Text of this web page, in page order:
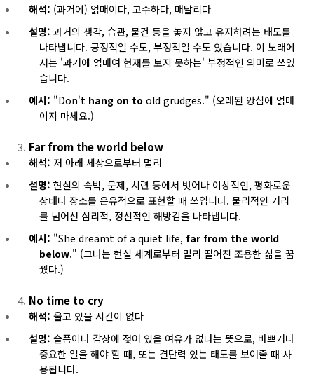
해석: (과거에) 얽매이다, 고수하다, 매달리다
설명: 과거의 생각, 습관, 물건 등을 놓지 않고 유지하려는 태도를
나타냅니다. 긍정적일 수도, 부정적일 수도 있습니다. 이 노래에
서는 '과거에 얽매여 현재를 보지 못하는' 부정적인 의미로 쓰였
습니다.
예시: "Don't hang on to old grudges." (오래된 앙심에 얽매
이지 마세요.)
Far from the world below
해석: 저 아래 세상으로부터 멀리
설명: 현실의 속박, 문제, 시련 등에서 벗어나 이상적인, 평화로운
상태나 장소를 은유적으로 표현할 때 쓰입니다. 물리적인 거리
를 넘어선 심리적, 정신적인 해방감을 나타냅니다.
예시: "She dreamt of a quiet life, far from the world
below." (그녀는 현실 세계로부터 멀리 떨어진 조용한 삶을 꿈
꿨다.)
No time to cry
해석: 울고 있을 시간이 없다
설명: 슬픔이나 감상에 젖어 있을 여유가 없다는 뜻으로, 바쁘거나
중요한 일을 해야 할 때, 또는 결단력 있는 태도를 보여줄 때 사
용됩니다.